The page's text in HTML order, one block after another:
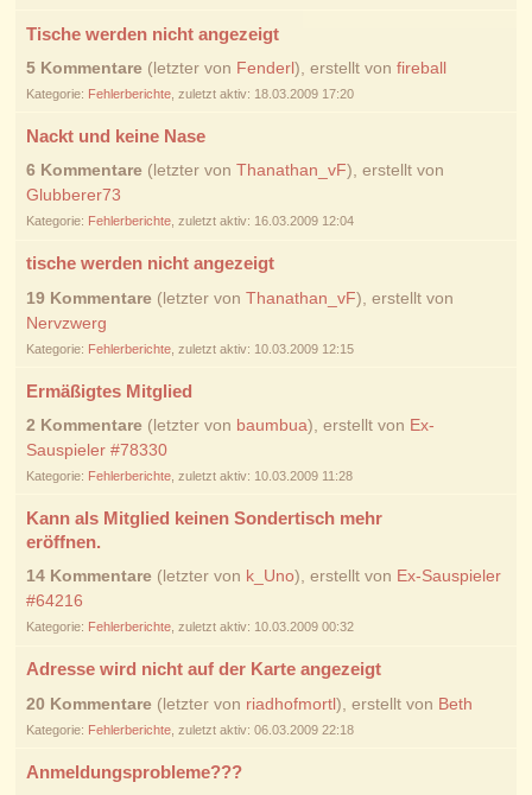
Tische werden nicht angezeigt
5 Kommentare(letzter von Fenderl), erstellt von fireball
Kategorie: Fehlerberichte, zuletzt aktiv: 18.03.2009 17:20
Nackt und keine Nase
6 Kommentare(letzter von Thanathan_vF), erstellt von
Glubberer73
Kategorie: Fehlerberichte, zuletzt aktiv: 16.03.2009 12:04
tische werden nicht angezeigt
19 Kommentare(letzter von Thanathan_vF), erstellt von
Nervzwerg
Kategorie: Fehlerberichte, zuletzt aktiv: 10.03.2009 12:15
Ermäßigtes Mitglied
2 Kommentare(letzter von baumbua), erstellt von Ex-
Sauspieler #78330
Kategorie: Fehlerberichte, zuletzt aktiv: 10.03.2009 11:28
Kann als Mitglied keinen Sondertisch mehr
eröffnen.
14 Kommentare(letzter von k_Uno), erstellt von Ex-Sauspieler
#64216
Kategorie: Fehlerberichte, zuletzt aktiv: 10.03.2009 00:32
Adresse wird nicht auf der Karte angezeigt
20 Kommentare(letzter von riadhofmortl), erstellt von Beth
Kategorie: Fehlerberichte, zuletzt aktiv: 06.03.2009 22:18
Anmeldungsprobleme???